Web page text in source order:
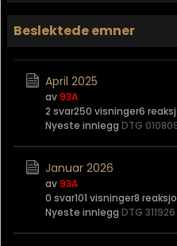
Beslektede emner
April 2025
av93A
2 svar250 visninger6
Nyeste innlegg DTG
Januar 2026
av93A
0 svar101 visninger8
Nyeste innlegg DTG